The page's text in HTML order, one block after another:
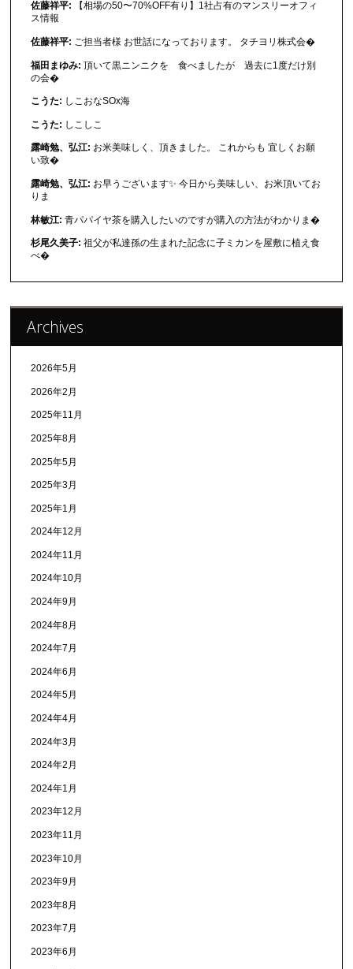
佐藤祥平:
【相場の50〜70%OFF有り】1社占有のマンスリーオフィ
ス情報
佐藤祥平: ご担当者様 お世話になっております。 タチヨリ株式会�
福田まゆみ: 頂いて黒ニンニクを 食べましたが 過去に1度だけ別
の会�
こうた: しこおなSOx海
こうた: しこしこ
露崎勉、弘江: お米美味しく、頂きました。 これからも 宜しくお願
い致�
露崎勉、弘江: お早うございます✨ 今日から美味しい、お米頂いてお
りま
林敏江: 青パパイヤ茶を購入したいのですが購入の方法がわかりま�
杉尾久美子: 祖父が私達孫の生まれた記念に子ミカンを屋敷に植え食
べ�
Archives
2026年5月
2026年2月
2025年11月
2025年8月
2025年5月
2025年3月
2025年1月
2024年12月
2024年11月
2024年10月
2024年9月
2024年8月
2024年7月
2024年6月
2024年5月
2024年4月
2024年3月
2024年2月
2024年1月
2023年12月
2023年11月
2023年10月
2023年9月
2023年8月
2023年7月
2023年6月